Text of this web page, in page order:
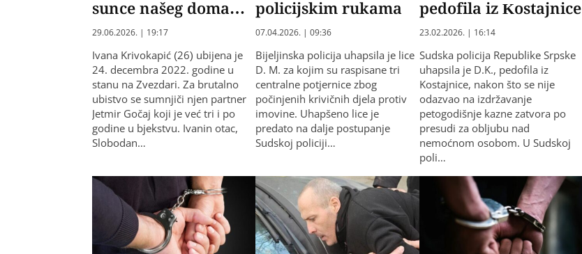
sunce našeg doma…
29.06.2026. | 19:17
Ivana Krivokapić (26) ubijena je
24. decembra 2022. godine u
stanu na Zvezdari. Za brutalno
ubistvo se sumnjiči njen partner
Jetmir Gočaj koji je već tri i po
godine u bjekstvu. Ivanin otac,
Slobodan…
policijskim rukama
07.04.2026. | 09:36
Bijeljinska policija uhapsila je lice
D. M. za kojim su raspisane tri
centralne potjernice zbog
počinjenih krivičnih djela protiv
imovine. Uhapšeno lice je
predato na dalje postupanje
Sudskoj policiji…
pedofila iz Kostajnice
23.02.2026. | 16:14
Sudska policija Republike Srpske
uhapsila je D.K., pedofila iz
Kostajnice, nakon što se nije
odazvao na izdržavanje
petogodišnje kazne zatvora po
presudi za obljubu nad
nemoćnom osobom. U Sudskoj
poli…